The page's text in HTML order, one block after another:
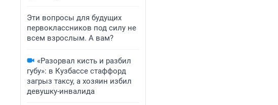
Эти вопросы для будущих
первоклассников под силу не
всем взрослым. А вам?
«Разорвал кисть и разбил
губу»: в Кузбассе стаффорд
загрыз таксу, а хозяин избил
девушку-инвалида